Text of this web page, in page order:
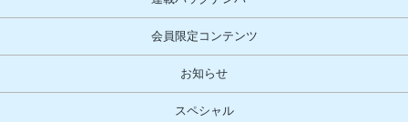
会員限定コンテンツ
お知らせ
スペシャル